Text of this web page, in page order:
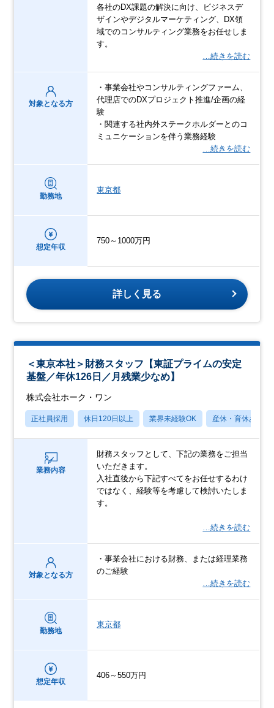
各社のDX課題の解決に向け、ビジネスデ
ザインやデジタルマーケティング、DX領
域でのコンサルティング業務をお任せしま
す。
…続きを読む
対象となる方
・事業会社やコンサルティングファーム、
代理店でのDXプロジェクト推進/企画の経
験
・関連する社内外ステークホルダーとのコ
ミュニケーションを伴う業務経験
…続きを読む
勤務地
東京都
想定年収
750～1000万円
詳しく見る
＜東京本社＞財務スタッフ【東証プライムの安定
基盤／年休126日／月残業少なめ】
株式会社ホーク・ワン
正社員採用 休日120日以上 業界未経験OK 産休・育休あり
業務内容
財務スタッフとして、下記の業務をご担当
いただきます。
入社直後から下記すべてをお任せするわけ
ではなく、経験等を考慮して検討いたしま
す。
…続きを読む
対象となる方
・事業会社における財務、または経理業務
のご経験
…続きを読む
勤務地
東京都
想定年収
406～550万円